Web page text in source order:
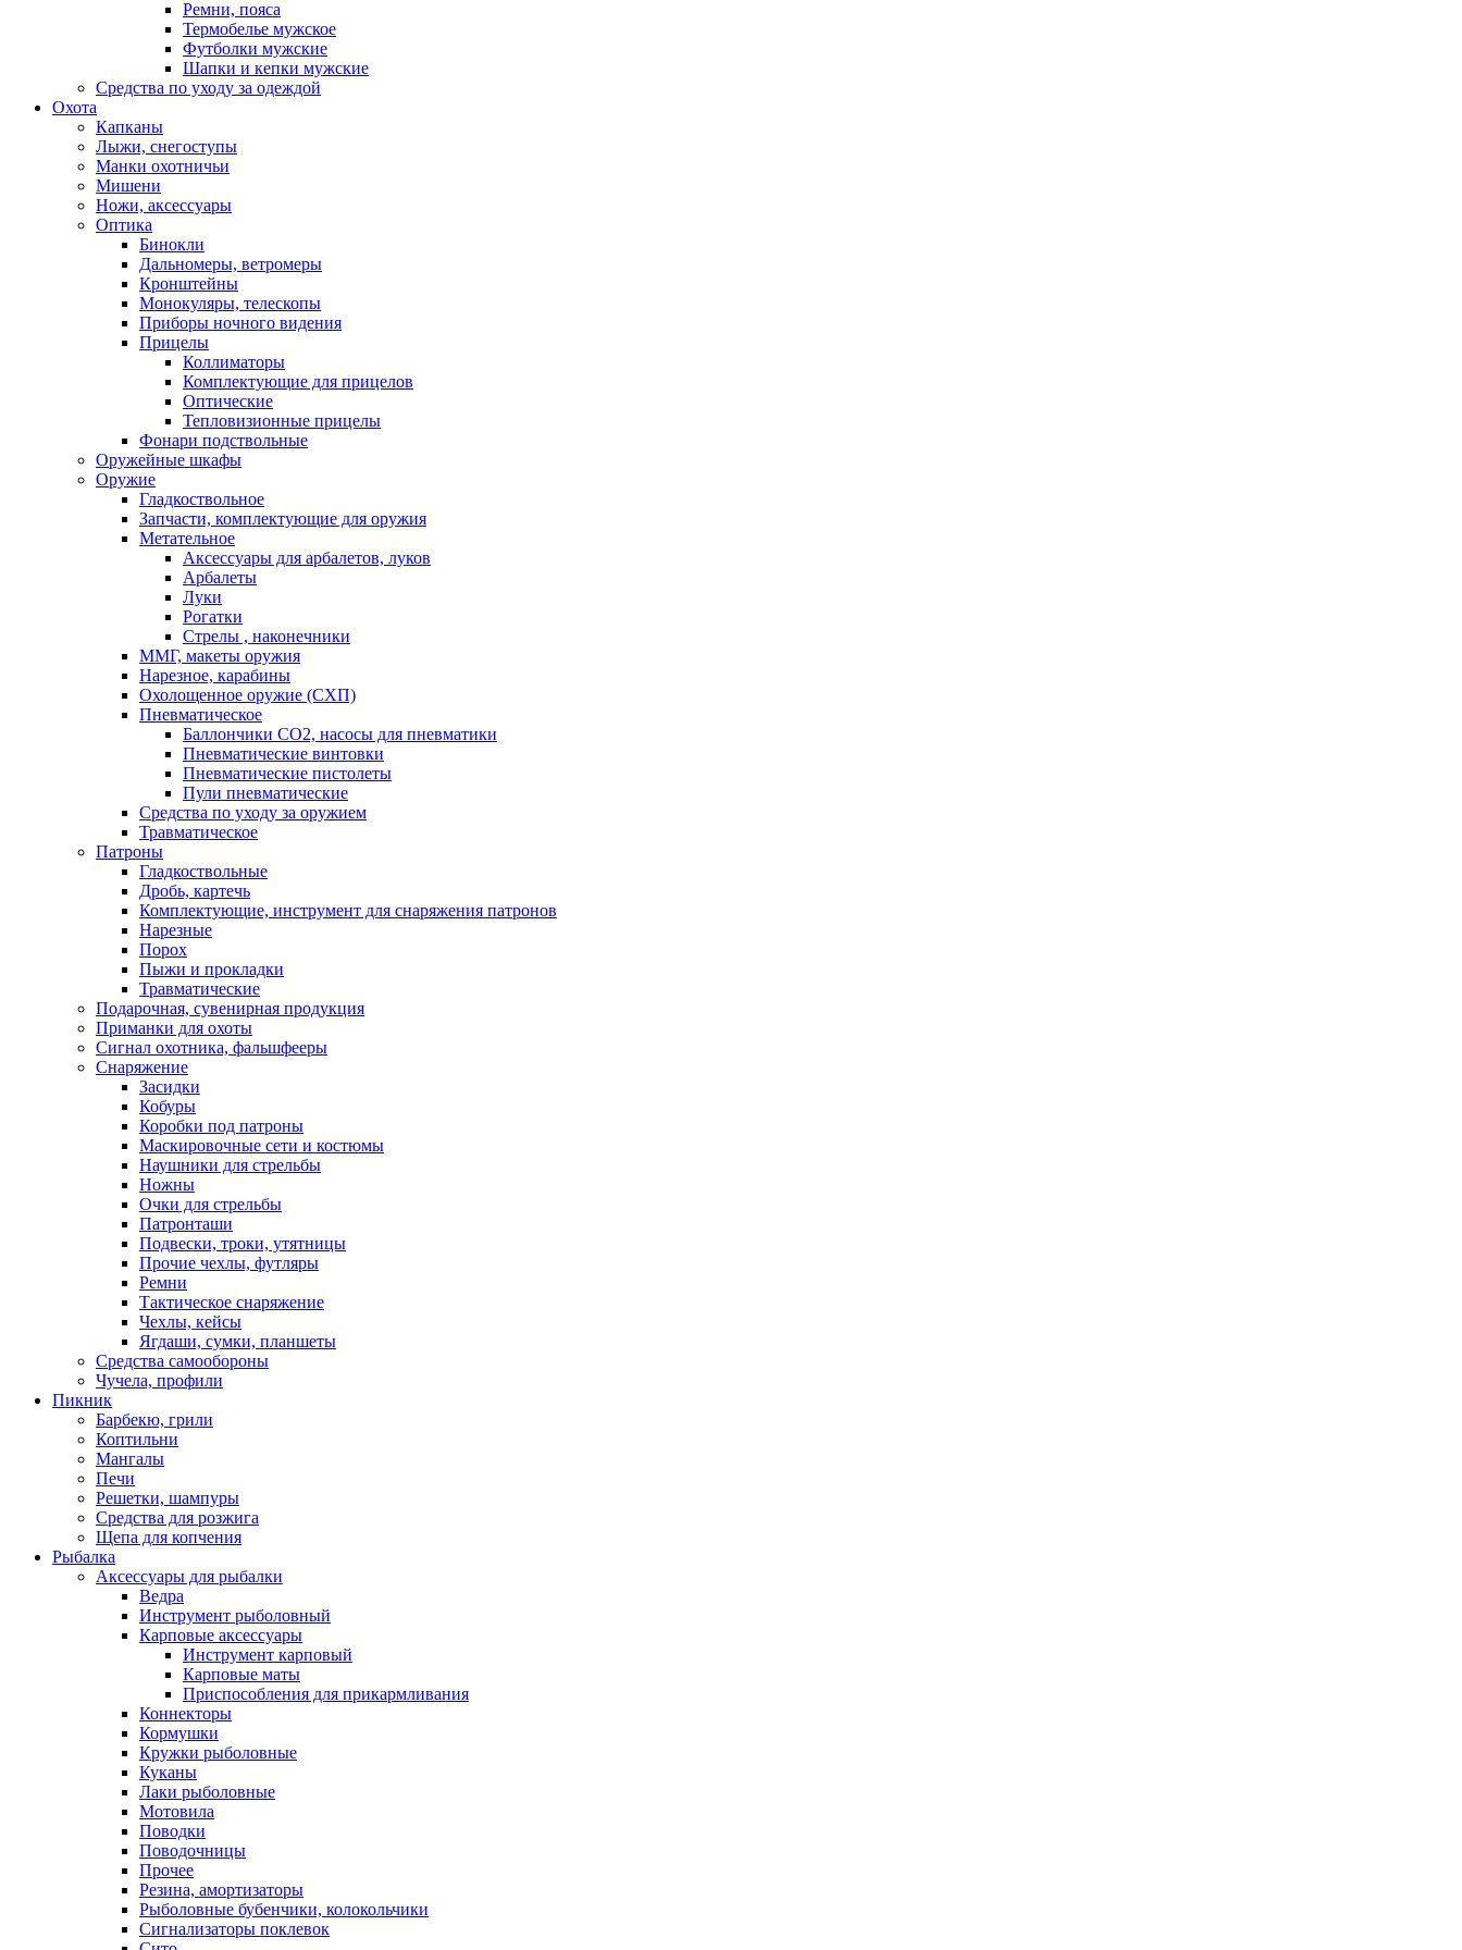
Ремни, пояса
Термобелье мужское
Футболки мужские
Шапки и кепки мужские
Средства по уходу за одеждой
Охота
Капканы
Лыжи, снегоступы
Манки охотничьи
Мишени
Ножи, аксессуары
Оптика
Бинокли
Дальномеры, ветромеры
Кронштейны
Монокуляры, телескопы
Приборы ночного видения
Прицелы
Коллиматоры
Комплектующие для прицелов
Оптические
Тепловизионные прицелы
Фонари подствольные
Оружейные шкафы
Оружие
Гладкоствольное
Запчасти, комплектующие для оружия
Метательное
Аксессуары для арбалетов, луков
Арбалеты
Луки
Рогатки
Стрелы , наконечники
ММГ, макеты оружия
Нарезное, карабины
Охолощенное оружие (СХП)
Пневматическое
Баллончики СО2, насосы для пневматики
Пневматические винтовки
Пневматические пистолеты
Пули пневматические
Средства по уходу за оружием
Травматическое
Патроны
Гладкоствольные
Дробь, картечь
Комплектующие, инструмент для снаряжения патронов
Нарезные
Порох
Пыжи и прокладки
Травматические
Подарочная, сувенирная продукция
Приманки для охоты
Сигнал охотника, фальшфееры
Снаряжение
Засидки
Кобуры
Коробки под патроны
Маскировочные сети и костюмы
Наушники для стрельбы
Ножны
Очки для стрельбы
Патронташи
Подвески, троки, утятницы
Прочие чехлы, футляры
Ремни
Тактическое снаряжение
Чехлы, кейсы
Ягдаши, сумки, планшеты
Средства самообороны
Чучела, профили
Пикник
Барбекю, грили
Коптильни
Мангалы
Печи
Решетки, шампуры
Средства для розжига
Щепа для копчения
Рыбалка
Аксессуары для рыбалки
Ведра
Инструмент рыболовный
Карповые аксессуары
Инструмент карповый
Карповые маты
Приспособления для прикармливания
Коннекторы
Кормушки
Кружки рыболовные
Куканы
Лаки рыболовные
Мотовила
Поводки
Поводочницы
Прочее
Резина, амортизаторы
Рыболовные бубенчики, колокольчики
Сигнализаторы поклевок